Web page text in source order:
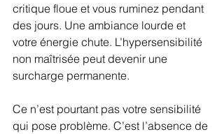
critique floue et vous ruminez pendant
des jours. Une ambiance lourde et
votre énergie chute. L’hypersensibilité
non maîtrisée peut devenir une
surcharge permanente.
Ce n’est pourtant pas votre sensibilité
qui pose problème. C’est l’absence de